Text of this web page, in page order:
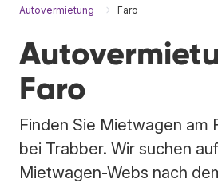
Autovermietung Faro
Faro
Finden Sie Mietwagen am
bei Trabber. Wir suchen
Mietwagen-Webs nach